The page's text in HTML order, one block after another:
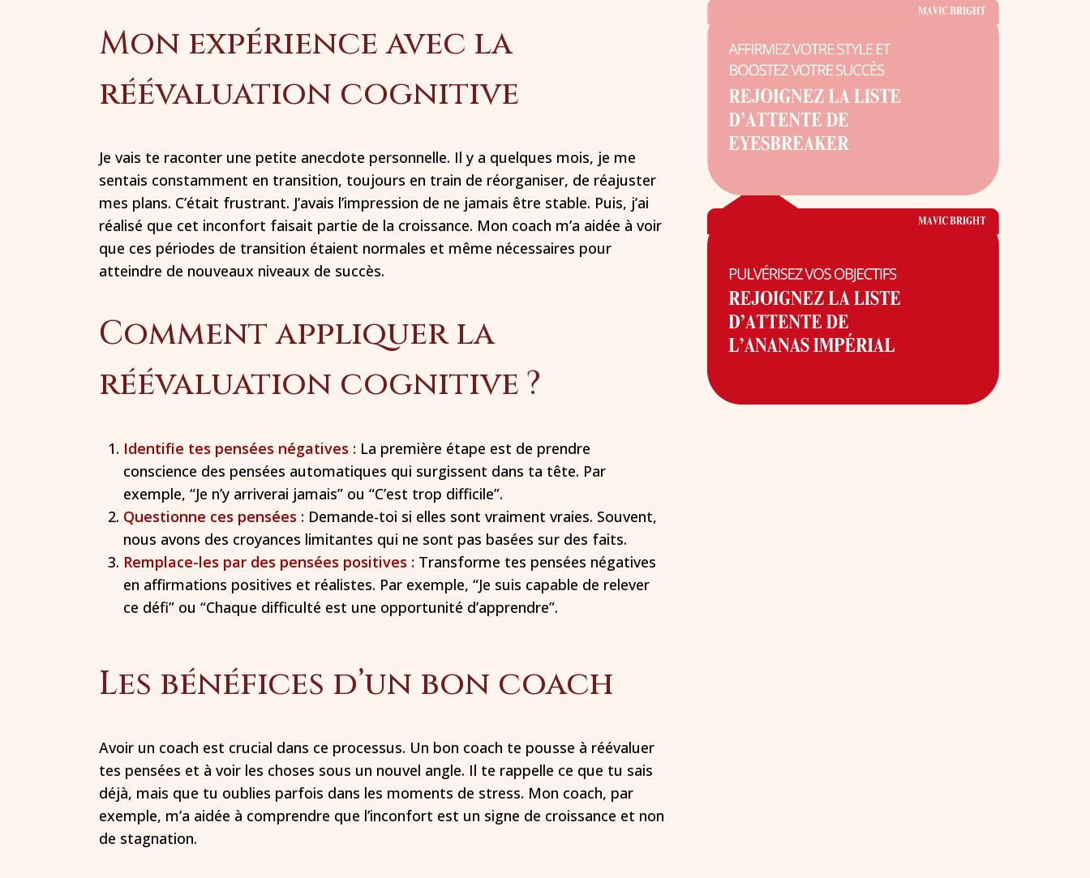
Mon expérience avec la
réévaluation cognitive
Je vais te raconter une petite anecdote personnelle. Il y a quelques mois, je me
sentais constamment en transition, toujours en train de réorganiser, de réajuster
mes plans. C’était frustrant. J’avais l’impression de ne jamais être stable. Puis, j’ai
réalisé que cet inconfort faisait partie de la croissance. Mon coach m’a aidée à voir
que ces périodes de transition étaient normales et même nécessaires pour
atteindre de nouveaux niveaux de succès.
Comment appliquer la
réévaluation cognitive ?
Identifie tes pensées négatives : La première étape est de prendre
conscience des pensées automatiques qui surgissent dans ta tête. Par
exemple, “Je n’y arriverai jamais” ou “C’est trop difficile”.
Questionne ces pensées : Demande-toi si elles sont vraiment vraies. Souvent,
nous avons des croyances limitantes qui ne sont pas basées sur des faits.
Remplace-les par des pensées positives : Transforme tes pensées négatives
en affirmations positives et réalistes. Par exemple, “Je suis capable de relever
ce défi” ou “Chaque difficulté est une opportunité d’apprendre”.
Les bénéfices d’un bon coach
Avoir un coach est crucial dans ce processus. Un bon coach te pousse à réévaluer
tes pensées et à voir les choses sous un nouvel angle. Il te rappelle ce que tu sais
déjà, mais que tu oublies parfois dans les moments de stress. Mon coach, par
exemple, m’a aidée à comprendre que l’inconfort est un signe de croissance et non
de stagnation.